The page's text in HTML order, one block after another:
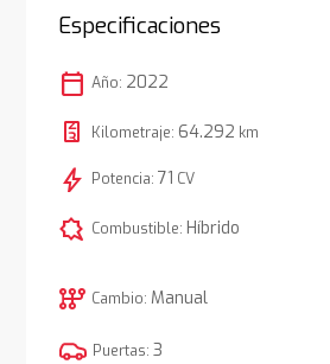
Especificaciones
calendar_today Año: 2022
Kilometraje: 64.292 km
bolt Potencia: 71 CV
comic_bubble Combustible: Híbrido
auto_transmission Cambio: Manual
Puertas: 3